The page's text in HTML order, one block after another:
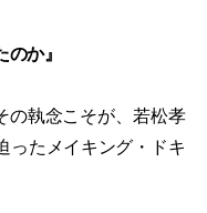
か』
の執念こそが、若松孝
ったメイキング・ドキ